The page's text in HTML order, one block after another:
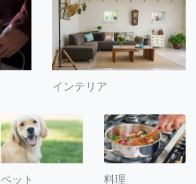
インテリア
ペット 料理